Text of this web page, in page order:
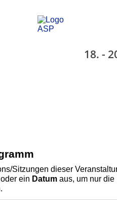
18. -
Sitzungen dieser
ein Datumaus, um nur die